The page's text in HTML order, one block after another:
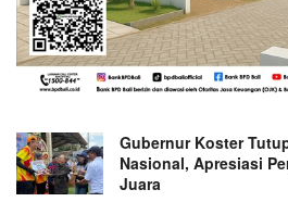
Gubernur Koster
Nasional, Apresiasi
Juara